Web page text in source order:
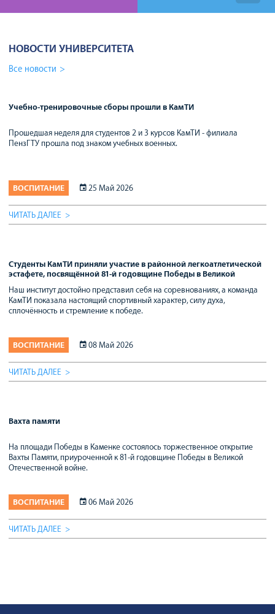
НОВОСТИ УНИВЕРСИТЕТА
Все новости
Учебно-тренировочные сборы прошли в КамТИ
Прошедшая неделя для студентов 2 и 3 курсов КамТИ - филиала
ПензГТУ прошла под знаком учебных военных.
ВОСПИТАНИЕ 25 Май 2026
ЧИТАТЬ ДАЛЕЕ
Студенты КамТИ приняли участие в районной легкоатлетической
эстафете, посвящённой 81-й годовщине Победы в Великой
Наш институт достойно представил себя на соревнованиях, а команда
КамТИ показала настоящий спортивный характер, силу духа,
сплочённость и стремление к победе.
ВОСПИТАНИЕ 08 Май 2026
ЧИТАТЬ ДАЛЕЕ
Вахта памяти
На площади Победы в Каменке состоялось торжественное открытие
Вахты Памяти, приуроченной к 81-й годовщине Победы в Великой
Отечественной войне.
ВОСПИТАНИЕ 06 Май 2026
ЧИТАТЬ ДАЛЕЕ